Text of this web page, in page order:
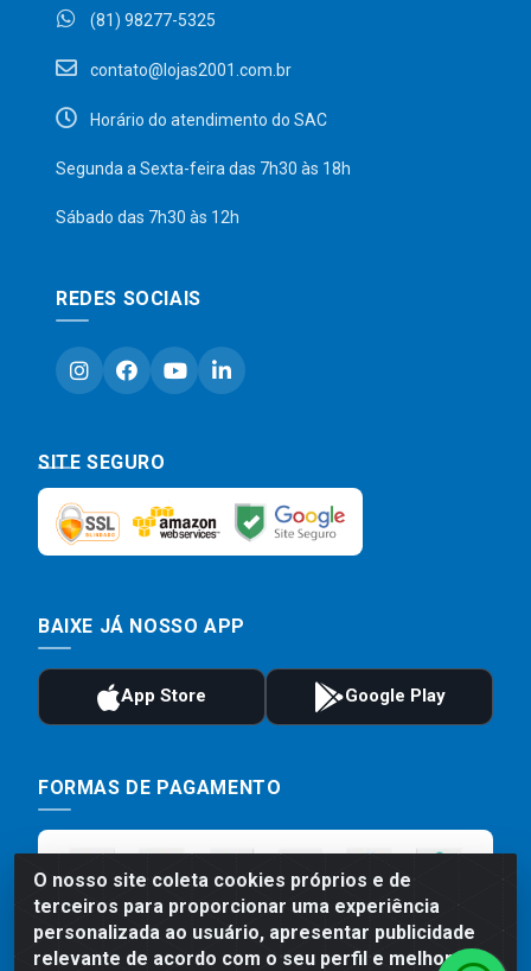
O nosso site coleta cookies próprios e de
terceiros para proporcionar uma experiência
personalizada ao usuário, apresentar publicidade
relevante de acordo com o seu perfil e melhorar a
(81) 98277-5325
contato@lojas2001.com.br
Horário do atendimento do SAC
Segunda a Sexta-feira das 7h30 às 18h
Sábado das 7h30 às 12h
REDES SOCIAIS
SITE SEGURO
BAIXE JÁ NOSSO APP
FORMAS DE PAGAMENTO